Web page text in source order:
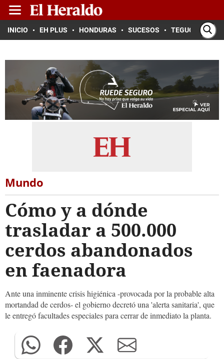
INICIO EH PLUS HONDURAS SUCESOS TEGUCIGALPA
Mundo
Cómo y a dónde
trasladar a 500.000
cerdos abandonados
en faenadora
Ante una inminente crisis higiénica -provocada por la probable alta
mortandad de cerdos- el gobierno decretó una 'alerta sanitaria', que
le entregó facultades especiales para cerrar de inmediato la planta.